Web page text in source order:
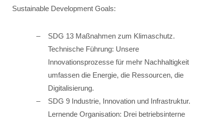
Sustainable Development Goals:
SDG 13 Maßnahmen zum Klimaschutz.
Technische Führung: Unsere
Innovationsprozesse für mehr Nachhaltigkeit
umfassen die Energie, die Ressourcen, die
Digitalisierung.
SDG 9 Industrie, Innovation und Infrastruktur.
Lernende Organisation: Drei betriebsinterne